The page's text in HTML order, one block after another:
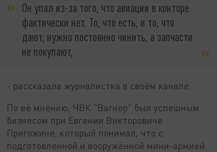
Он упал из-за того, что авиации в конторе
фактически нет. То, что есть, и то, что
дают, нужно постоянно чинить, а запчасти
не покупают,
- рассказала журналистка в своём канале.
По её мнению, ЧВК "Вагнер" был успешным
бизнесом при Евгении Викторовиче
Пригожине, который понимал, что с
подготовленной и вооружённой мини-армией